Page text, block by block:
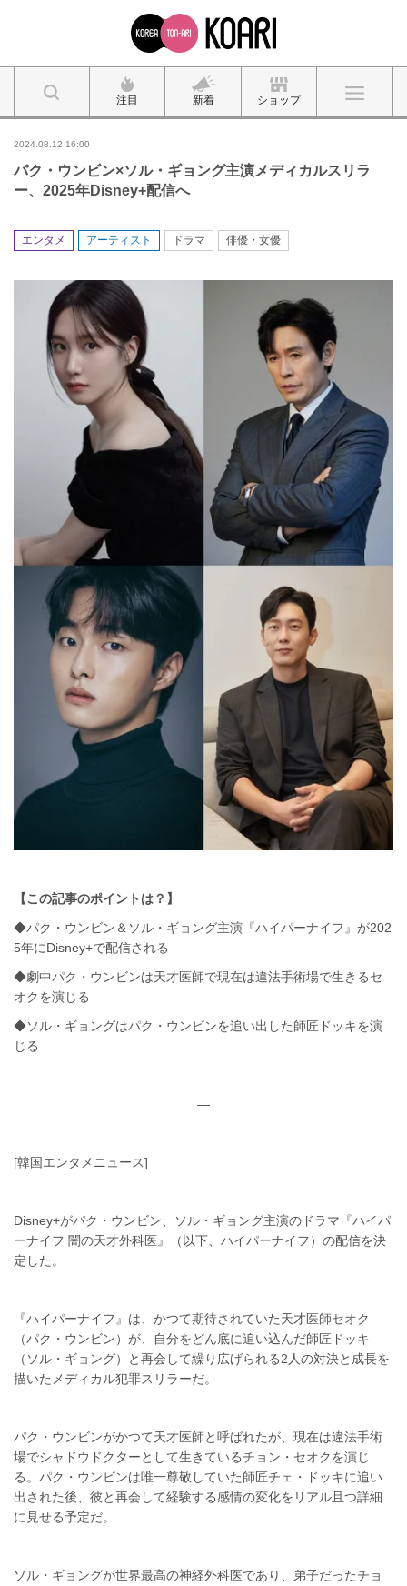
注目 新着 ショップ
2024.08.12 16:00
パク・ウンビン×ソル・ギョング主演メディカルスリラ
ー、2025年Disney+配信へ
エンタメ アーティスト ドラマ 俳優・女優
【この記事のポイントは？】
◆パク・ウンビン＆ソル・ギョング主演『ハイパーナイフ』が202
5年にDisney+で配信される
◆劇中パク・ウンビンは天才医師で現在は違法手術場で生きるセ
オクを演じる
◆ソル・ギョングはパク・ウンビンを追い出した師匠ドッキを演
じる
—
[韓国エンタメニュース]
Disney+がパク・ウンビン、ソル・ギョング主演のドラマ『ハイパ
ーナイフ 闇の天才外科医』（以下、ハイパーナイフ）の配信を決
定した。
『ハイパーナイフ』は、かつて期待されていた天才医師セオク
（パク・ウンビン）が、自分をどん底に追い込んだ師匠ドッキ
（ソル・ギョング）と再会して繰り広げられる2人の対決と成長を
描いたメディカル犯罪スリラーだ。
パク・ウンビンがかつて天才医師と呼ばれたが、現在は違法手術
場でシャドウドクターとして生きているチョン・セオクを演じ
る。パク・ウンビンは唯一尊敬していた師匠チェ・ドッキに追い
出された後、彼と再会して経験する感情の変化をリアル且つ詳細
に見せる予定だ。
ソル・ギョングが世界最高の神経外科医であり、弟子だったチョ